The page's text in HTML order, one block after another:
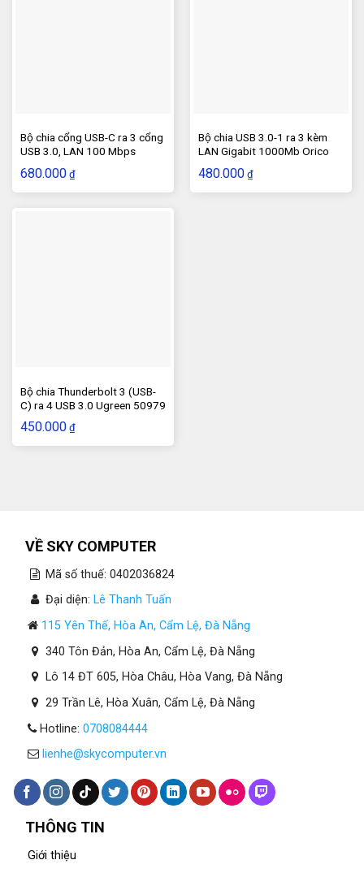
Bộ chia cổng USB-C ra 3 cổng
USB 3.0, LAN 100 Mbps
Ugreen 40382
680.000 ₫
Bộ chia USB 3.0-1 ra 3 kèm
LAN Gigabit 1000Mb Orico
HR01-U3
480.000 ₫
Bộ chia Thunderbolt 3 (USB-
C) ra 4 USB 3.0 Ugreen 50979
450.000 ₫
VỀ SKY COMPUTER
Mã số thuế: 0402036824
Đại diện: Lê Thanh Tuấn
115 Yên Thế, Hòa An, Cẩm Lệ, Đà Nẵng
340 Tôn Đản, Hòa An, Cẩm Lệ, Đà Nẵng
Lô 14 ĐT 605, Hòa Châu, Hòa Vang, Đà Nẵng
29 Trần Lê, Hòa Xuân, Cẩm Lệ, Đà Nẵng
Hotline: 0708084444
lienhe@skycomputer.vn
THÔNG TIN
Giới thiệu